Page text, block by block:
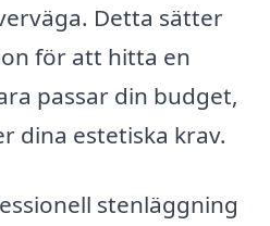
Detta sätter
för att hitta en
passar din budget,
dina estetiska krav.
stenläggning